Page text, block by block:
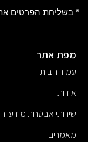
* בשליחת הפרטים
מפת אתר
עמוד הבית
אודות
שירותי אבטחת מידע
מאמרים